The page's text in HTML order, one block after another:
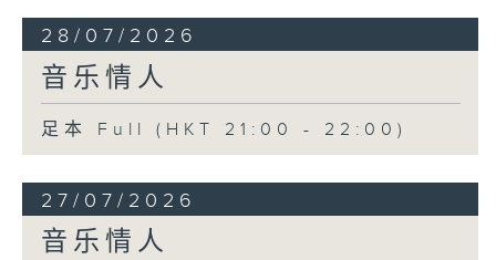
28/07/2026
音乐情人
足本 Full (HKT 21:00 - 22:00)
27/07/2026
音乐情人